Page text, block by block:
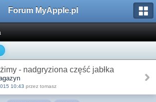
Forum MyApple.pl
- nadgryziona część jabłka
10:43 przez tomasz